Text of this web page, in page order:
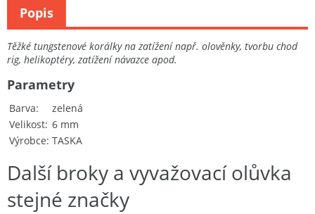
Těžké tungstenové korálky na zatížení např. olověnky, tvorbu chod
rig, helikoptéry, zatížení návazce apod.
Barva
zelená
Velikost 6 mm
Výrobce TASKA
Parametry
Popis
Další broky a vyvažovací olůvka
stejné značky